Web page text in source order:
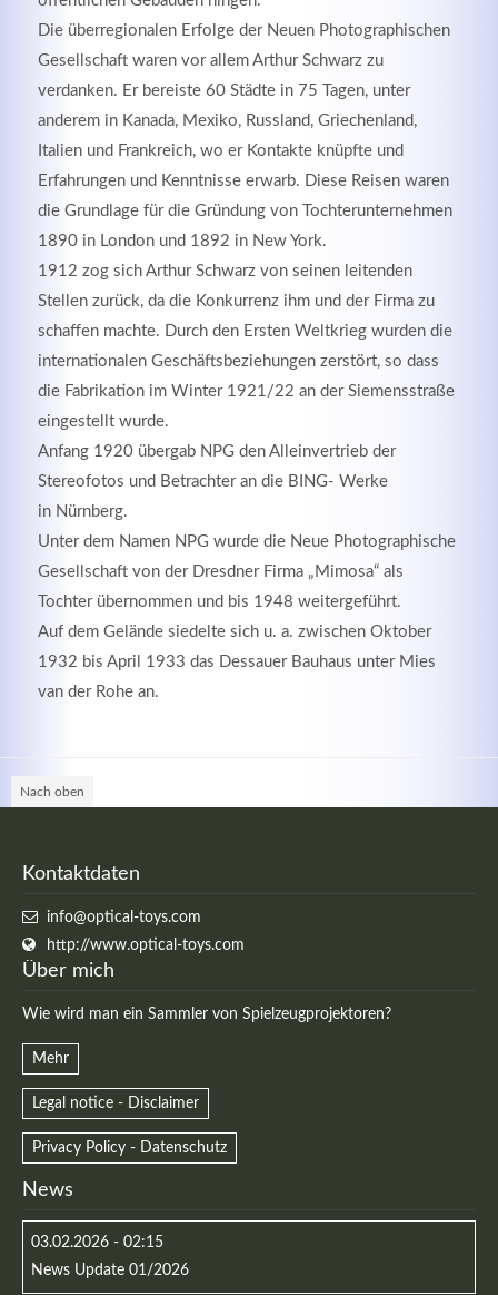
Die überregionalen Erfolge der Neuen Photographischen
Gesellschaft waren vor allem Arthur Schwarz zu
verdanken. Er bereiste 60 Städte in 75 Tagen, unter
anderem in Kanada, Mexiko, Russland, Griechenland,
Italien und Frankreich, wo er Kontakte knüpfte und
Erfahrungen und Kenntnisse erwarb. Diese Reisen waren
die Grundlage für die Gründung von Tochterunternehmen
1890 in London und 1892 in New York.
1912 zog sich Arthur Schwarz von seinen leitenden
Stellen zurück, da die Konkurrenz ihm und der Firma zu
schaffen machte. Durch den Ersten Weltkrieg wurden die
internationalen Geschäftsbeziehungen zerstört, so dass
die Fabrikation im Winter 1921/22 an der Siemensstraße
eingestellt wurde.
Anfang 1920 übergab NPG den Alleinvertrieb der
Stereofotos und Betrachter an die BING- Werke
in Nürnberg.
Unter dem Namen NPG wurde die Neue Photographische
Gesellschaft von der Dresdner Firma „Mimosa“ als
Tochter übernommen und bis 1948 weitergeführt.
Auf dem Gelände siedelte sich u. a. zwischen Oktober
1932 bis April 1933 das Dessauer Bauhaus unter Mies
van der Rohe an.
Nach oben
Kontaktdaten
info@optical-toys.com
http://www.optical-toys.com
Über mich
Wie wird man ein Sammler von Spielzeugprojektoren?
Mehr
Legal notice - Disclaimer
Privacy Policy - Datenschutz
News
03.02.2026 - 02:15
News Update 01/2026